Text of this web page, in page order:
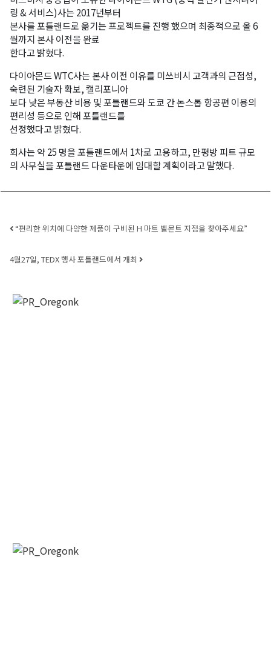
링 & 서비스)사는 2017년부터
본사를 포틀랜드로 옮기는 프로젝트를 진행 했으며 최종적으로 올 6
월까지 본사 이전을 완료
한다고 밝혔다.
다이아몬드 WTC사는 본사 이전 이유를 미쓰비시 고객과의 근접성,
숙련된 기술자 확보, 캘리포니아
보다 낮은 부동산 비용 및 포틀랜드와 도쿄 간 논스톱 항공편 이용의
편리성 등으로 인해 포틀랜드를
선정했다고 밝혔다.
회사는 약 25 명을 포틀랜드에서 1차로 고용하고, 만평방 피트 규모
의 사무실을 포틀랜드 다운타운에 임대할 계획이라고 말했다.
Post navigation
“편리한 위치에 다양한 제품이 구비된 H 마트 벨몬트 지점을 찾아주세요”
4월27일, TEDX 행사 포틀랜드에서 개최